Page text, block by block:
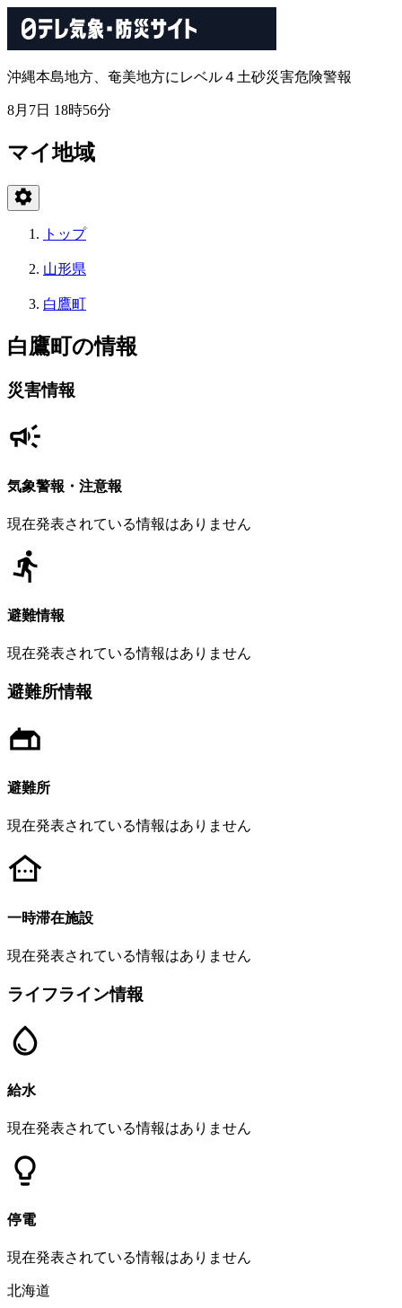
沖縄本島地方、奄美地方にレベル４土砂災害危険警報
8月7日 18時56分
マイ地域
トップ
山形県
白鷹町
白鷹町の情報
災害情報
気象警報・注意報
現在発表されている情報はありません
避難情報
現在発表されている情報はありません
避難所情報
避難所
現在発表されている情報はありません
一時滞在施設
現在発表されている情報はありません
ライフライン情報
給水
現在発表されている情報はありません
停電
現在発表されている情報はありません
北海道